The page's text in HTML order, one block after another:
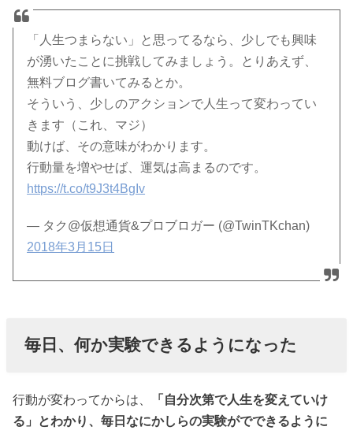
「人生つまらない」と思ってるなら、少しでも興味
が湧いたことに挑戦してみましょう。とりあえず、
無料ブログ書いてみるとか。
そういう、少しのアクションで人生って変わってい
きます（これ、マジ）
動けば、その意味がわかります。
行動量を増やせば、運気は高まるのです。
https://t.co/t9J3t4BgIv
— タク@仮想通貨&プロブロガー (@TwinTKchan)
2018年3月15日
毎日、何か実験できるようになった
行動が変わってからは、
「自分次第で人生を変えていけ
る」とわかり、毎日なにかしらの実験がでできるように